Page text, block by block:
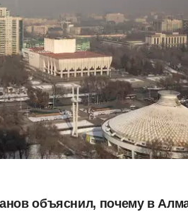
объяснил, почему в